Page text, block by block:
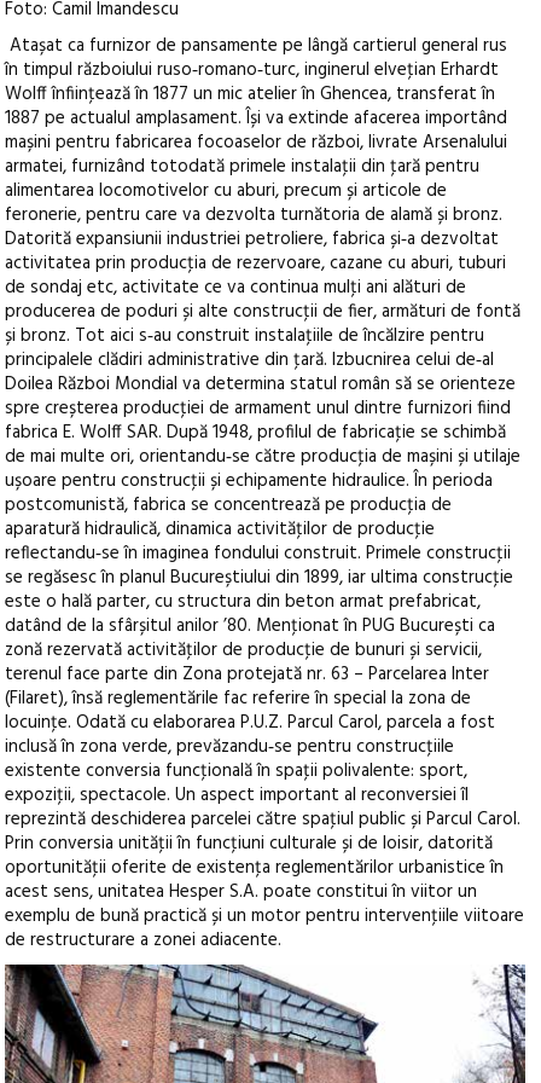
Foto: Camil Imandescu
Atașat ca furnizor de pansamente pe lângă cartierul general rus
în timpul războiului ruso‑romano‑turc, inginerul elveţian Erhardt
Wolff înfiinţează în 1877 un mic atelier în Ghencea, transferat în
1887 pe actualul amplasament. Își va extinde afacerea importând
mașini pentru fabricarea focoaselor de război, livrate Arsenalului
armatei, furnizând totodată primele instalaţii din ţară pentru
alimentarea locomotivelor cu aburi, precum și articole de
feronerie, pentru care va dezvolta turnătoria de alamă și bronz.
Datorită expansiunii industriei petroliere, fabrica și‑a dezvoltat
activitatea prin producţia de rezervoare, cazane cu aburi, tuburi
de sondaj etc, activitate ce va continua mulţi ani alături de
producerea de poduri și alte construcţii de fier, armături de fontă
și bronz. Tot aici s‑au construit instalaţiile de încălzire pentru
principalele clădiri administrative din ţară. Izbucnirea celui de‑al
Doilea Război Mondial va determina statul român să se orienteze
spre creșterea producţiei de armament unul dintre furnizori fiind
fabrica E. Wolff SAR. După 1948, profilul de fabricaţie se schimbă
de mai multe ori, orientandu‑se către producţia de mașini și utilaje
ușoare pentru construcţii și echipamente hidraulice. În perioda
postcomunistă, fabrica se concentrează pe producţia de
aparatură hidraulică, dinamica activităţilor de producţie
reflectandu‑se în imaginea fondului construit. Primele construcţii
se regăsesc în planul Bucureștiului din 1899, iar ultima construcţie
este o hală parter, cu structura din beton armat prefabricat,
datând de la sfârșitul anilor ’80. Menţionat în PUG București ca
zonă rezervată activităţilor de producţie de bunuri și servicii,
terenul face parte din Zona protejată nr. 63 – Parcelarea Inter
(Filaret), însă reglementările fac referire în special la zona de
locuinţe. Odată cu elaborarea P.U.Z. Parcul Carol, parcela a fost
inclusă în zona verde, prevăzandu‑se pentru construcţiile
existente conversia funcţională în spaţii polivalente: sport,
expoziţii, spectacole. Un aspect important al reconversiei îl
reprezintă deschiderea parcelei către spaţiul public și Parcul Carol.
Prin conversia unităţii în funcţiuni culturale și de loisir, datorită
oportunităţii oferite de existenţa reglementărilor urbanistice în
acest sens, unitatea Hesper S.A. poate constitui în viitor un
exemplu de bună practică și un motor pentru intervenţiile viitoare
de restructurare a zonei adiacente.